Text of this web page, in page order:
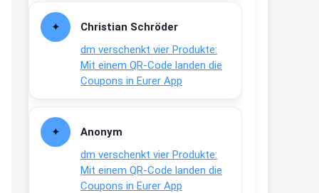
Christian Schröder
dm verschenkt vier Produkte:
Mit einem QR-Code landen die
Coupons in Eurer App
Anonym
dm verschenkt vier Produkte:
Mit einem QR-Code landen die
Coupons in Eurer App
www.meineapotheke.de/
2:19
↩
Joachim
www.linda.de/vorteile/coupons/...
2:21
↩